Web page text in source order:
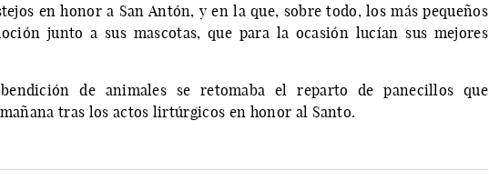
en honor a San Antón, y en la que, sobre todo, los más pequeños
junto a sus mascotas, que para la ocasión lucían sus mejores
de animales se retomaba el reparto de panecillos que
tras los actos lirtúrgicos en honor al Santo.